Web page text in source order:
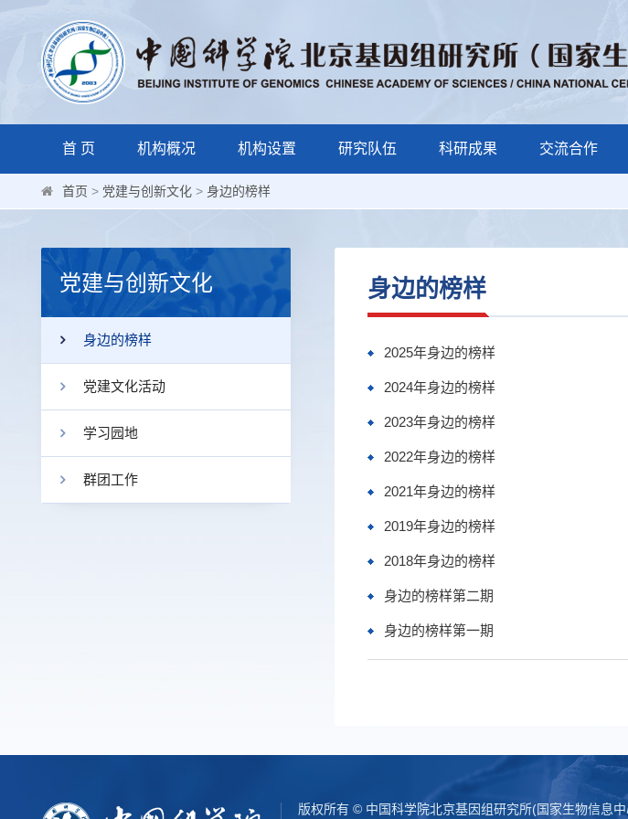
首 页 机构概况 机构设置 研究队伍 科研成果 交流合作
首页 > 党建与创新文化 > 身边的榜样
党建与创新文化
身边的榜样
党建文化活动
学习园地
群团工作
身边的榜样
2025年身边的榜样
2024年身边的榜样
2023年身边的榜样
2022年身边的榜样
2021年身边的榜样
2019年身边的榜样
2018年身边的榜样
身边的榜样第二期
身边的榜样第一期
版权所有 © 中国科学院北京基因组研究所(国家生物信息